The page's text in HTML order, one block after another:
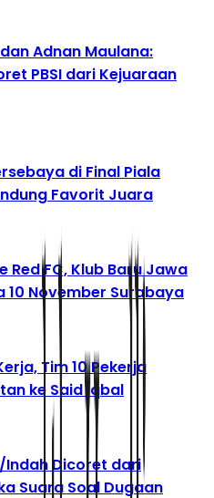
Adnan Maulana:
PBSI dari Kejuaraan
di Final Piala
Favorit Juara
Red FC, Klub Baru Jawa
10 November Surabaya
Tim 10 Pekerja
ke Said Iqbal
Dicoret dari
Suara Soal Dugaan